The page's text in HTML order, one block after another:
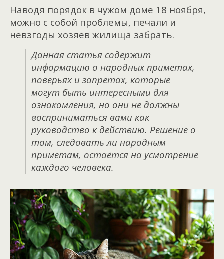
Наводя порядок в чужом доме 18 ноября,
можно с собой проблемы, печали и
невзгоды хозяев жилища забрать.
Данная статья содержит
информацию о народных приметах,
поверьях и запретах, которые
могут быть интересными для
ознакомления, но они не должны
восприниматься вами как
руководство к действию. Решение о
том, следовать ли народным
приметам, остаётся на усмотрение
каждого человека.